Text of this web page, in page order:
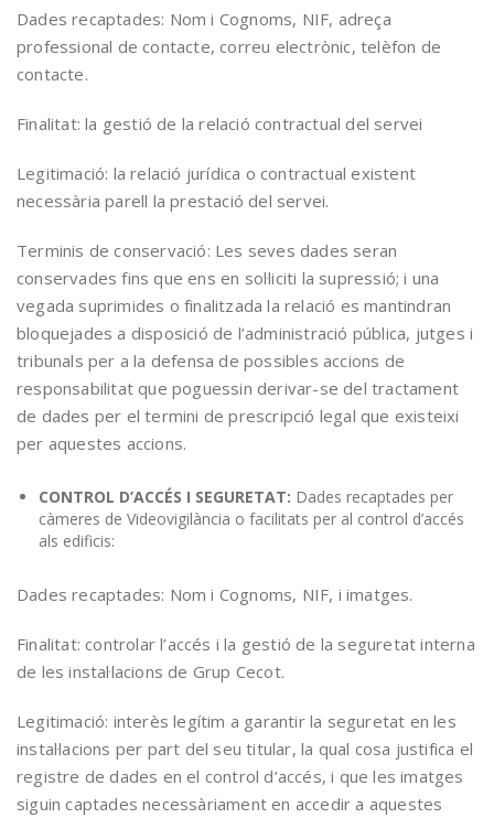
Dades recaptades: Nom i Cognoms, NIF, adreça
professional de contacte, correu electrònic, telèfon de
contacte.
Finalitat: la gestió de la relació contractual del servei
Legitimació: la relació jurídica o contractual existent
necessària parell la prestació del servei.
Terminis de conservació: Les seves dades seran
conservades fins que ens en sol·liciti la supressió; i una
vegada suprimides o finalitzada la relació es mantindran
bloquejades a disposició de l’administració pública, jutges i
tribunals per a la defensa de possibles accions de
responsabilitat que poguessin derivar-se del tractament
de dades per el termini de prescripció legal que existeixi
per aquestes accions.
CONTROL D’ACCÉS I SEGURETAT: Dades recaptades per
càmeres de Videovigilància o facilitats per al control d’accés
als edificis:
Dades recaptades: Nom i Cognoms, NIF, i imatges.
Finalitat: controlar l’accés i la gestió de la seguretat interna
de les instal·lacions de Grup Cecot.
Legitimació: interès legítim a garantir la seguretat en les
instal·lacions per part del seu titular, la qual cosa justifica el
registre de dades en el control d’accés, i que les imatges
siguin captades necessàriament en accedir a aquestes